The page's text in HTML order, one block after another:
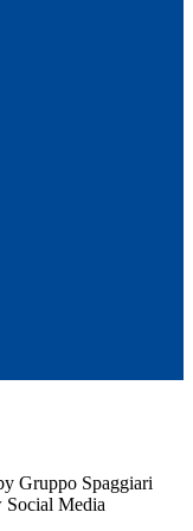
Gruppo Spaggiari
Media